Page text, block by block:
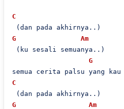
C
G
Am
(ku sesali semuanya..)
G
C
G
Am